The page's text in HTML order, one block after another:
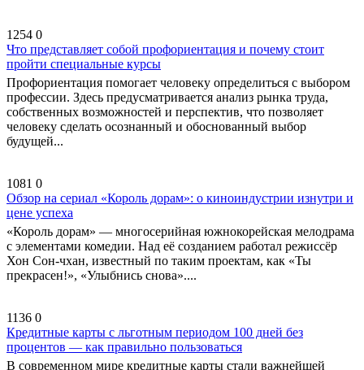
1254 0
Что представляет собой профориентация и почему стоит
пройти специальные курсы
Профориентация помогает человеку определиться с выбором
профессии. Здесь предусматривается анализ рынка труда,
собственных возможностей и перспектив, что позволяет
человеку сделать осознанный и обоснованный выбор
будущей...
1081 0
Обзор на сериал «Король дорам»: о киноиндустрии изнутри и
цене успеха
«Король дорам» — многосерийная южнокорейская мелодрама
с элементами комедии. Над её созданием работал режиссёр
Хон Сон-чхан, известный по таким проектам, как «Ты
прекрасен!», «Улыбнись снова»....
1136 0
Кредитные карты с льготным периодом 100 дней без
процентов — как правильно пользоваться
В современном мире кредитные карты стали важнейшей